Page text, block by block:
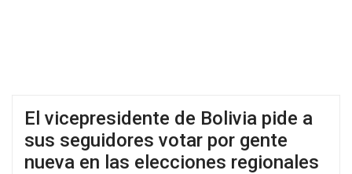
El vicepresidente de Bolivia pide a
sus seguidores votar por gente
nueva en las elecciones regionales